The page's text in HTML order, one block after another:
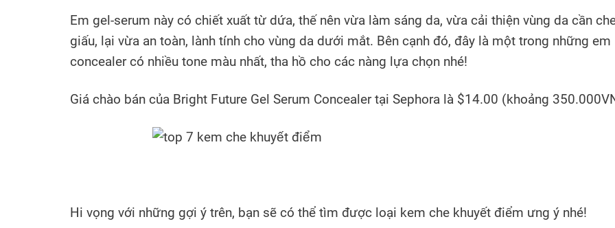
Em gel-serum này có chiết xuất từ dứa, thế nên vừa làm sáng da, vừa cải thiện vùng da cần
giấu, lại vừa an toàn, lành tính cho vùng da dưới mắt. Bên cạnh đó, đây là một trong những em
concealer có nhiều tone màu nhất, tha hồ cho các nàng lựa chọn nhé!
Giá chào bán của Bright Future Gel Serum Concealer tại Sephora là $14.00 (khoảng
Hi vọng với những gợi ý trên, bạn sẽ có thể tìm được loại kem che khuyết điểm ưng ý nhé!